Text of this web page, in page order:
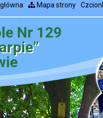
Mapa strony
Nr 129